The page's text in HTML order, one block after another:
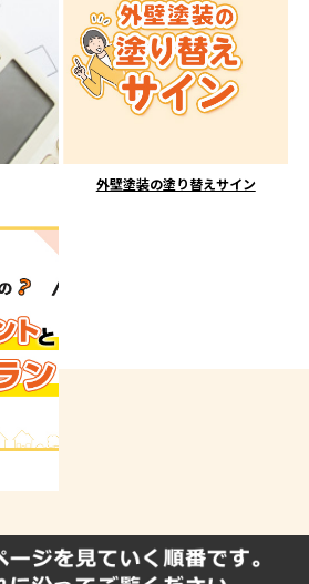
外壁塗装の塗り替えサイン